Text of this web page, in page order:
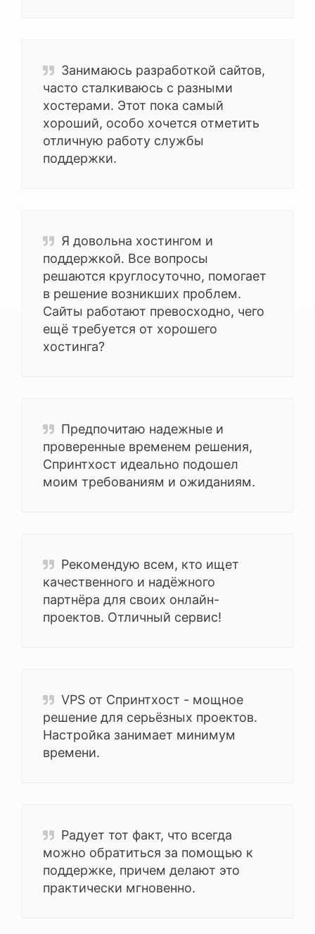
Занимаюсь разработкой сайтов,
часто сталкиваюсь с разными
хостерами. Этот пока самый
хороший, особо хочется отметить
отличную работу службы
поддержки.
Я довольна хостингом и
поддержкой. Все вопросы
решаются круглосуточно, помогает
в решение возникших проблем.
Сайты работают превосходно, чего
ещё требуется от хорошего
хостинга?
Предпочитаю надежные и
проверенные временем решения,
Спринтхост идеально подошел
моим требованиям и ожиданиям.
Рекомендую всем, кто ищет
качественного и надёжного
партнёра для своих онлайн-
проектов. Отличный сервис!
VPS от Спринтхост - мощное
решение для серьёзных проектов.
Настройка занимает минимум
времени.
Радует тот факт, что всегда
можно обратиться за помощью к
поддержке, причем делают это
практически мгновенно.